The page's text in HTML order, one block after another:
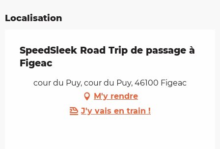
Localisation
SpeedSleek Road Trip de passage à
Figeac
cour du Puy, cour du Puy, 46100 Figeac
M'y rendre
J'y vais en train !